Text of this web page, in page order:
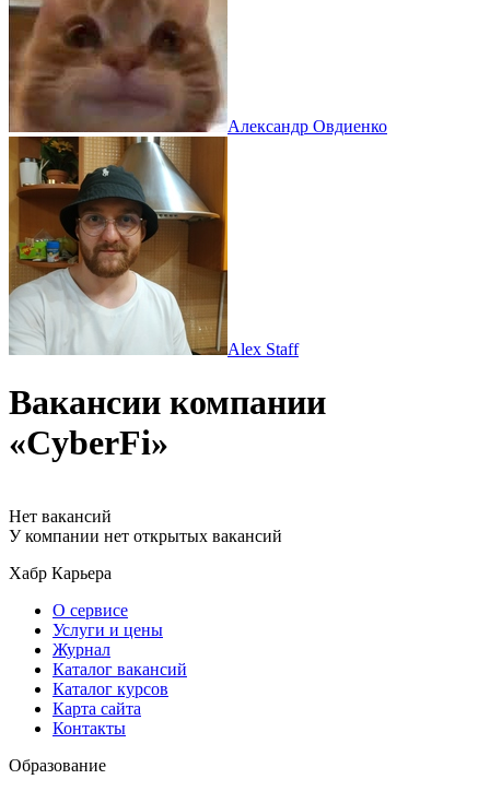
Александр Овдиенко
Alex Staff
Вакансии компании
«CyberFi»
Нет вакансий
У компании нет открытых вакансий
Хабр Карьера
О сервисе
Услуги и цены
Журнал
Каталог вакансий
Каталог курсов
Карта сайта
Контакты
Образование